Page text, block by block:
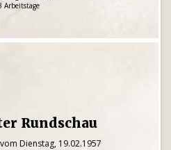
Arbeitstage
Rundschau
Dienstag, 19.02.1957